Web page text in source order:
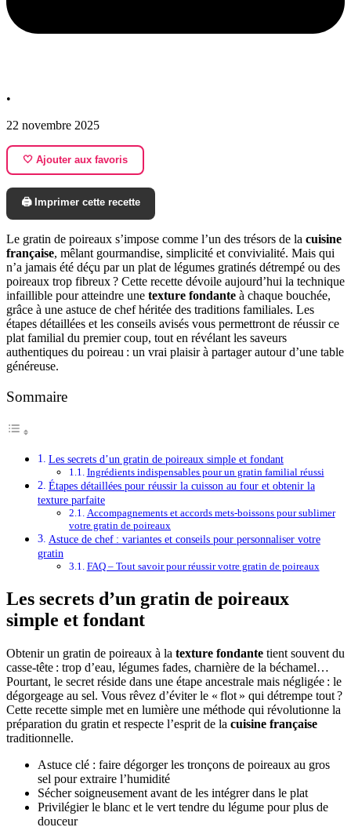
•
22 novembre 2025
🤍 Ajouter aux favoris
🖨️ Imprimer cette recette
Le gratin de poireaux s’impose comme l’un des trésors de la cuisine
française, mêlant gourmandise, simplicité et convivialité. Mais qui
n’a jamais été déçu par un plat de légumes gratinés détrempé ou des
poireaux trop fibreux ? Cette recette dévoile aujourd’hui la technique
infaillible pour atteindre une texture fondante à chaque bouchée,
grâce à une astuce de chef héritée des traditions familiales. Les
étapes détaillées et les conseils avisés vous permettront de réussir ce
plat familial du premier coup, tout en révélant les saveurs
authentiques du poireau : un vrai plaisir à partager autour d’une table
généreuse.
Sommaire
Les secrets d’un gratin de poireaux simple et fondant
Ingrédients indispensables pour un gratin familial réussi
Étapes détaillées pour réussir la cuisson au four et obtenir la
texture parfaite
Accompagnements et accords mets-boissons pour sublimer
votre gratin de poireaux
Astuce de chef : variantes et conseils pour personnaliser votre
gratin
FAQ – Tout savoir pour réussir votre gratin de poireaux
Les secrets d’un gratin de poireaux
simple et fondant
Obtenir un gratin de poireaux à la texture fondante tient souvent du
casse-tête : trop d’eau, légumes fades, charnière de la béchamel…
Pourtant, le secret réside dans une étape ancestrale mais négligée : le
dégorgeage au sel. Vous rêvez d’éviter le « flot » qui détrempe tout ?
Cette recette simple met en lumière une méthode qui révolutionne la
préparation du gratin et respecte l’esprit de la cuisine française
traditionnelle.
Astuce clé : faire dégorger les tronçons de poireaux au gros
sel pour extraire l’humidité
Sécher soigneusement avant de les intégrer dans le plat
Privilégier le blanc et le vert tendre du légume pour plus de
douceur